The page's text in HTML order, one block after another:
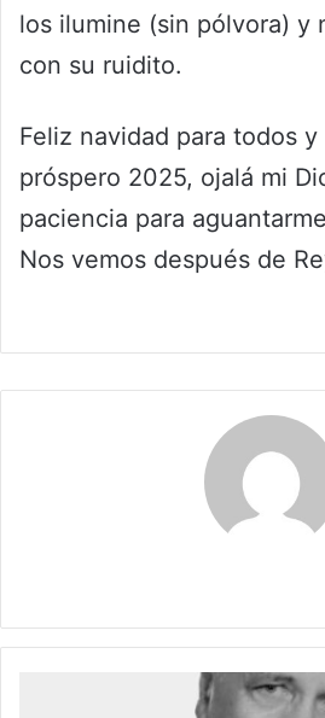
los ilumine (sin pólvora) y
con su ruidito.
Feliz navidad para todos
próspero 2025, ojalá mi
paciencia para
Nos vemos después de